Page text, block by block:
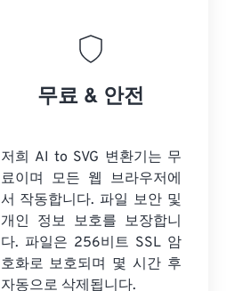
무료 & 안전
저희 AI to SVG 변환기는 무
료이며 모든 웹 브라우저에
서 작동합니다. 파일 보안 및
개인 정보 보호를 보장합니
다. 파일은 256비트 SSL 암
호화로 보호되며 몇 시간 후
자동으로 삭제됩니다.